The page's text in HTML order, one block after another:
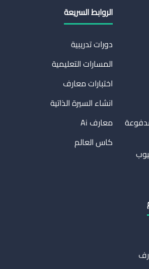
الروابط السريعة
دورات تدريبية
المسارات التعليمية
اختبارات معارف
انشاء السيرة الذاتية
معارف Ai
كاس العالم